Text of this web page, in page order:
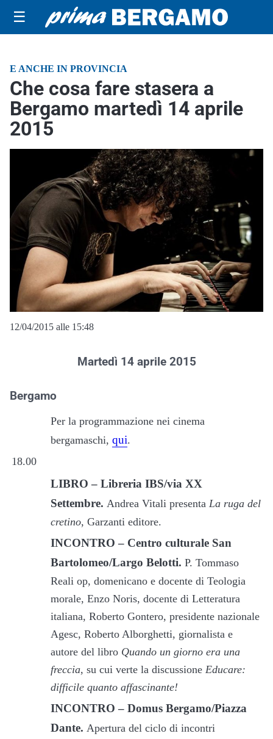
☰
E ANCHE IN PROVINCIA
Che cosa fare stasera a
Bergamo martedì 14 aprile
2015
12/04/2015 alle 15:48
Martedì 14 aprile 2015
Bergamo
Per la programmazione nei cinema
bergamaschi, qui.
18.00
LIBRO – Libreria IBS/via XX
Settembre. Andrea Vitali presenta La ruga del
cretino, Garzanti editore.
INCONTRO – Centro culturale San
Bartolomeo/Largo Belotti. P. Tommaso
Reali op, domenicano e docente di Teologia
morale, Enzo Noris, docente di Letteratura
italiana, Roberto Gontero, presidente nazionale
Agesc, Roberto Alborghetti, giornalista e
autore del libro Quando un giorno era una
freccia, su cui verte la discussione Educare:
difficile quanto affascinante!
INCONTRO – Domus Bergamo/Piazza
Dante. Apertura del ciclo di incontri